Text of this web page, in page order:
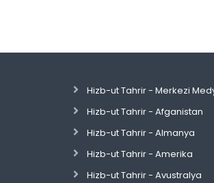
Hizb-ut Tahrir - Merkezi
Hizb-ut Tahrir - Afganistan
Hizb-ut Tahrir - Almanya
Hizb-ut Tahrir - Amerika
Hizb-ut Tahrir - Avustralya